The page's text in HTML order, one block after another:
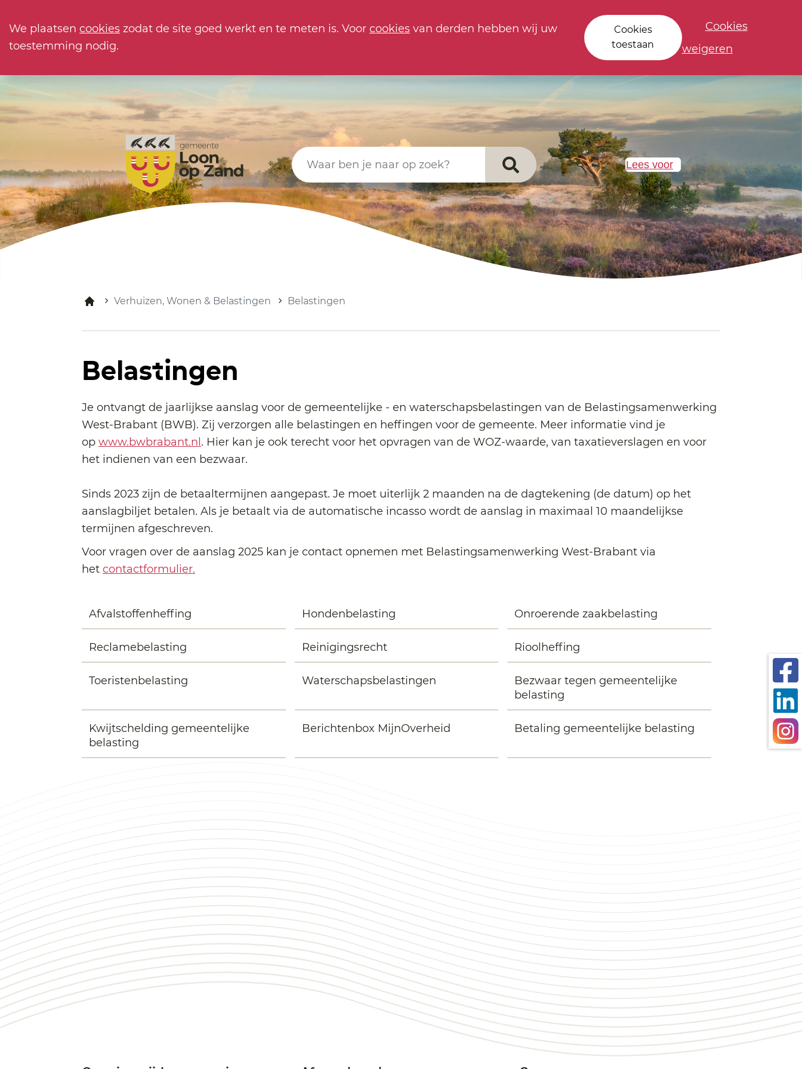
We plaatsen cookies zodat de site goed werkt en te meten is. Voor cookies van derden hebben wij uw
toestemming nodig.
Cookies
toestaan
Cookies
weigeren
Waar ben je naar op zoek?
Lees voor
Verhuizen, Wonen & Belastingen Belastingen
Belastingen
Je ontvangt de jaarlijkse aanslag voor de gemeentelijke - en waterschapsbelastingen van de Belastingsamenwerking
West-Brabant (BWB). Zij verzorgen alle belastingen en heffingen voor de gemeente. Meer informatie vind je
op www.bwbrabant.nl . Hier kan je ook terecht voor het opvragen van de WOZ-waarde, van taxatieverslagen en voor
het indienen van een bezwaar.
Sinds 2023 zijn de betaaltermijnen aangepast. Je moet uiterlijk 2 maanden na de dagtekening (de datum) op het
aanslagbiljet betalen. Als je betaalt via de automatische incasso wordt de aanslag in maximaal 10 maandelijkse
termijnen afgeschreven.
Voor vragen over de aanslag 2025 kan je contact opnemen met Belastingsamenwerking West-Brabant via
het contactformulier.
Afvalstoffenheffing Hondenbelasting Onroerende zaakbelasting
Reclamebelasting Reinigingsrecht Rioolheffing
Toeristenbelasting Waterschapsbelastingen
Bezwaar tegen gemeentelijke
belasting
Kwijtschelding gemeentelijke
belasting
Berichtenbox MijnOverheid Betaling gemeentelijke belasting